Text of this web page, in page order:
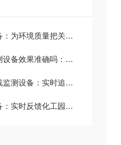
针对污染区域进行间歇性或连续性恶臭监测
触摸屏可显示所有监测数据与系统工作状态
恶臭变化，助力城市构建良好空气质量格局
区的异味信息，保障生产周边空气质量